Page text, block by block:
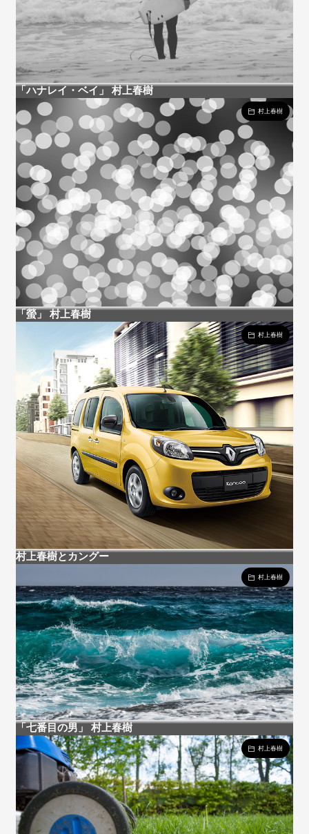
「ハナレイ・ベイ」 村上春樹
村上春樹
「螢」 村上春樹
村上春樹
村上春樹とカングー
村上春樹
「七番目の男」 村上春樹
村上春樹